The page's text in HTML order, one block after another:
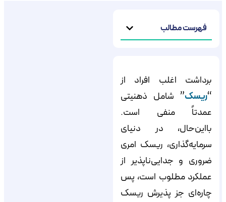
فهرست مطالب
برداشت اغلب افراد از
“ریسک” شامل ذهنیتی
عمدتاً منفی است.
بااین‌حال، در دنیای
سرمایه‌گذاری، ریسک امری
ضروری و جدایی‌ناپذیر از
عملکرد مطلوب است، پس
چاره‌ای جز پذیرش ریسک